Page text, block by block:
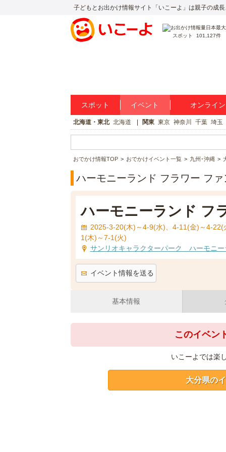
子どもとお出かけ情報サイト「いこーよ」は親子の成長
スポット 101,127件
スポット イベント オンライ
北海道・東北 北海道 関東 東京 神奈川 千葉 埼玉
おでかけ情報TOP おでかけイベント一覧 九州･沖縄
ハーモニーランド フラワー フ
ハーモニーランド フ
2025-3-20(木)～4-9(水)、4-11(金)～4-
1(木)～7-1(火)
サンリオキャラクターパーク ハーモニー
イベント情報を送る
基本情報
このイベン
いこーよでは楽
大分県の